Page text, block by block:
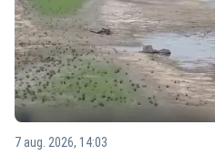
7 aug. 2026, 14:03